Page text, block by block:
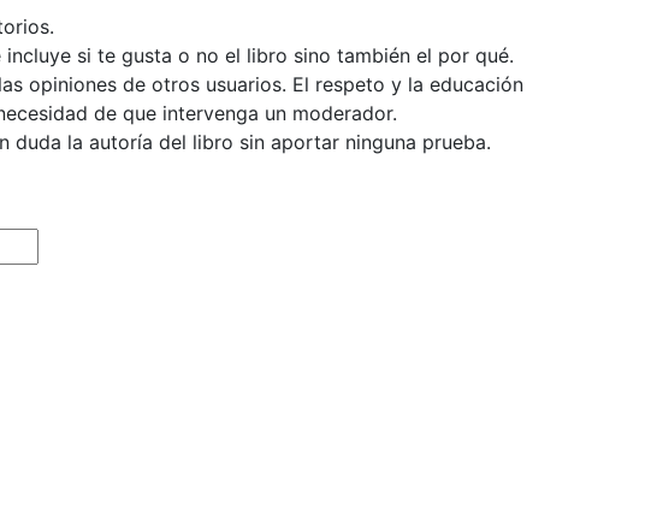
si te gusta o no el libro sino también el por qué.
opiniones de otros usuarios. El respeto y la educación
de que intervenga un moderador.
duda la autoría del libro sin aportar ninguna prueba.